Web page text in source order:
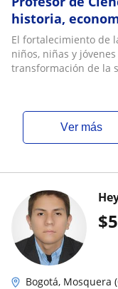
historia,
religión y/o
El fortalecimiento de
niños, niñas y
transformación de la
ver más
$
Bogotá, Mosquera